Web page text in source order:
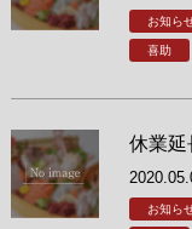
お知ら
喜助
休業延
お知ら